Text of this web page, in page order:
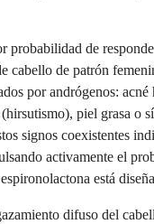
probabilidad de
cabello de patrón
por andrógenos:
piel grasa o
signos coexistentes
activamente el
está
difuso del